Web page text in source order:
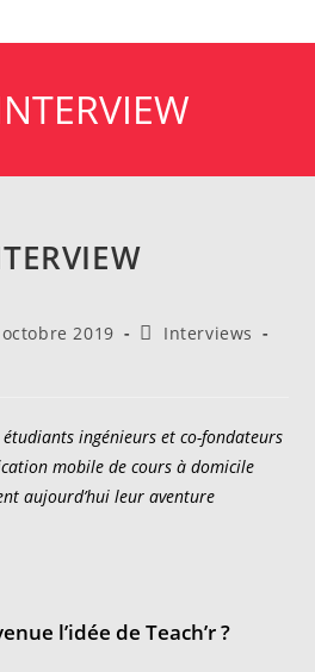
:
2019
PostInterviews
ingénieurs et co-fondateurs
mobile de cours à domicile
aujourd’hui leur aventure
l’idée de Teach’r ?